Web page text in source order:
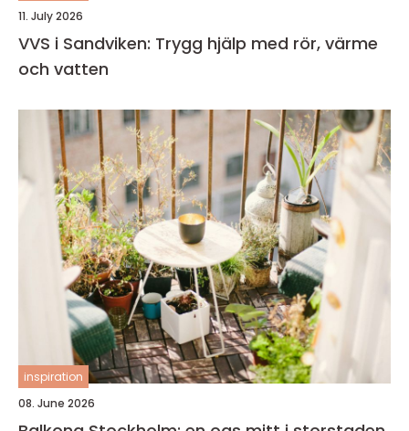
11. July 2026
VVS i Sandviken: Trygg hjälp med rör, värme
och vatten
inspiration
08. June 2026